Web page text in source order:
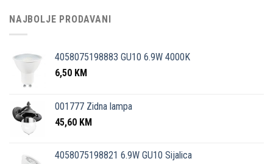
NAJBOLJE PRODAVANI
4058075198883 GU10 6.9W 4000K
6,50 KM
001777 Zidna lampa
45,60 KM
4058075198821 6.9W GU10 Sijalica